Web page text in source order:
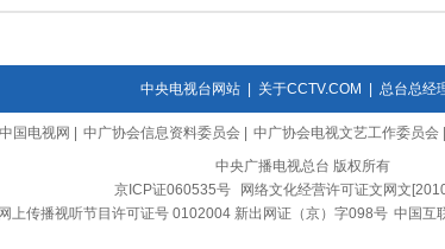
中央电视台网站| 关于CCTV.COM 总台总经
中国电视网 中广协会信息资料委员会 中广协会电视文艺工作委员会
中央广播电视总台 版权所有
京ICP证060535号
网络文化经营许可证文网文
网上传播视听节目许可证号 0102004 新出网证（京）字098号 中国互